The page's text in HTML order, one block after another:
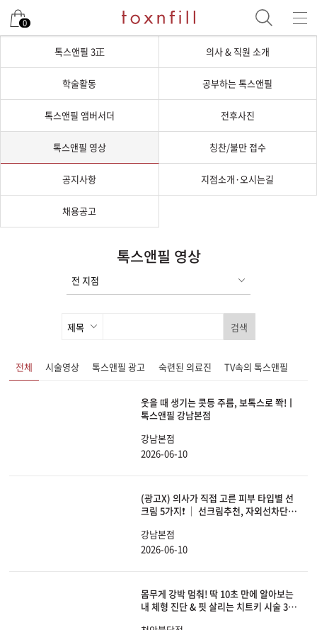
0
톡스앤필 3正 의사 & 직원 소개
학술활동 공부하는 톡스앤필
톡스앤필 앰버서더 전후사진
톡스앤필 영상 칭찬/불만 접수
공지사항 지점소개·오시는길
채용공고
톡스앤필 영상
검색
전체 시술영상 톡스앤필 광고 숙련된 의료진 TV속의 톡스앤필
웃을 때 생기는 콧등 주름, 보톡스로 쫙!ㅣ
톡스앤필 강남본점
강남본점
2026-06-10
(광고X) 의사가 직접 고른 피부 타입별 선
크림 5가지❗ │ 선크림추천, 자외선차단
강남본점
2026-06-10
몸무게 강박 멈춰! 딱 10초 만에 알아보는
내 체형 진단 & 핏 살리는 치트키 시술 3가